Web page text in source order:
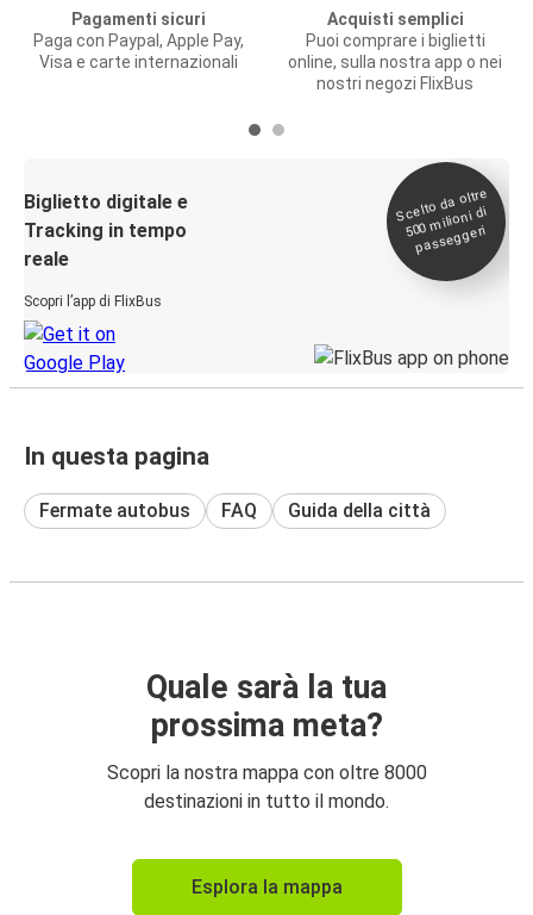
Pagamenti sicuri
Paga con Paypal, Apple Pay,
Visa e carte internazionali
Acquisti semplici
Puoi comprare i biglietti
online, sulla nostra app o nei
nostri negozi FlixBus
Biglietto digitale e
Tracking in tempo
reale
Scopri l’app di FlixBus
Scelto da oltre
500
milioni di
passeggeri
In questa pagina
Fermate autobus FAQ Guida della città
Quale sarà la tua
prossima meta?
Scopri la nostra mappa con oltre 8000
destinazioni in tutto il mondo.
Esplora la mappa